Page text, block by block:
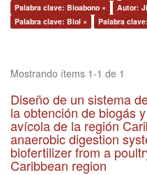
Palabra clave: Bioabono ×
Autor:
Palabra clave: Biol ×
Palabra
Mostrando ítems 1-1 de 1
Diseño de un sistema
la obtención de biogás
avícola de la región
anaerobic digestion
biofertilizer from a
Caribbean region